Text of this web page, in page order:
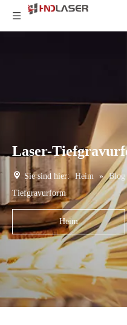
Laser-
Sie sind hier: Heim » Blog
Tiefgravurform
Heim